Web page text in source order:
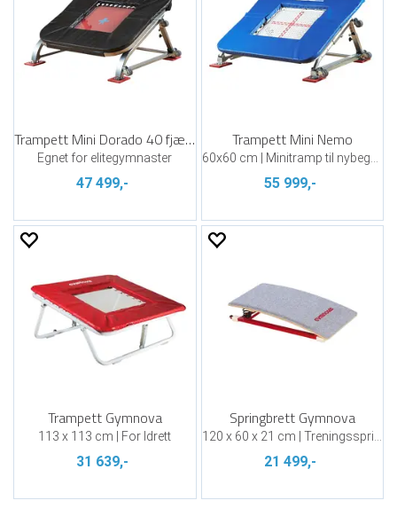
Trampett Mini Dorado 40 fjærer
Egnet for elitegymnaster
47 499,-
Trampett Mini Nemo
55 999,-
Trampett Gymnova
113 x 113 cm | For Idrett
31 639,-
Springbrett Gymnova
21 499,-